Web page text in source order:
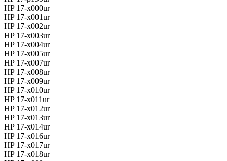
HP 17-x000ur
HP 17-x001ur
HP 17-x002ur
HP 17-x003ur
HP 17-x004ur
HP 17-x005ur
HP 17-x007ur
HP 17-x008ur
HP 17-x009ur
HP 17-x010ur
HP 17-x011ur
HP 17-x012ur
HP 17-x013ur
HP 17-x014ur
HP 17-x016ur
HP 17-x017ur
HP 17-x018ur